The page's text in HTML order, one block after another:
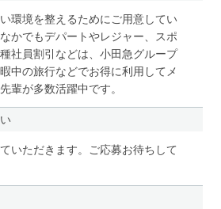
環境を整えるためにご用意してい
かでもデパートやレジャー、スポ
社員割引などは、小田急グループ
中の旅行などでお得に利用してメ
輩が多数活躍中です。
いただきます。ご応募お待ちして